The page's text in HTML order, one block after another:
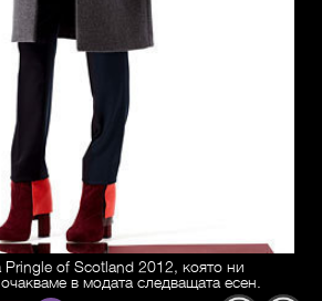
Pringle of Scotland 2012, която ни
в модата следващата есен.